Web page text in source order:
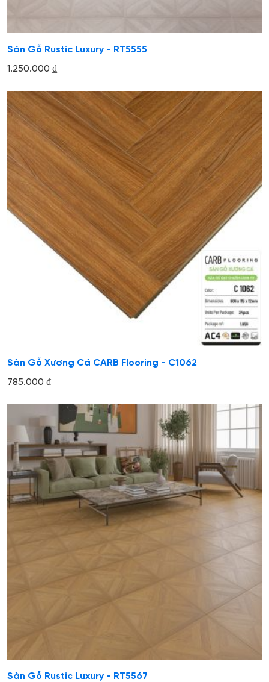
Sàn Gỗ Rustic Luxury - RT5555
1.250.000 ₫
Sàn Gỗ Xương Cá CARB Flooring - C1062
785.000 ₫
Sàn Gỗ Rustic Luxury - RT5567